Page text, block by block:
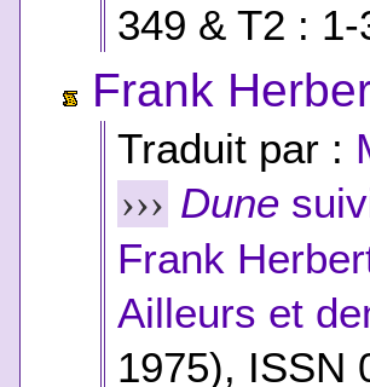
349 & T2 : 1-
Frank
Traduit par :
››› Dune
Frank
Ailleurs et
1975), ISSN